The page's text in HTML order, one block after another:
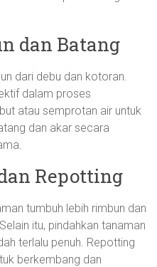
dan Batang
dari debu dan kotoran.
dalam proses
atau semprotan air untuk
dan akar secara
Repotting
tumbuh lebih rimbun dan
itu, pindahkan tanaman
terlalu penuh. Repotting
berkembang dan